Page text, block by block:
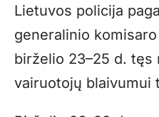
Lietuvos policija
generalinio
birželio 23–25 d.
vairuotojų blaivumui